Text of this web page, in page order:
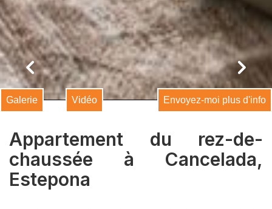
Vidéo
Galerie Envoyez-moi plus d'info
Appartement du rez-de-
chaussée à Cancelada,
Estepona